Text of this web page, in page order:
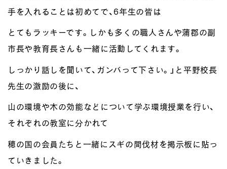
手を入れることは初めてで、6年生の皆は
とてもラッキーです。しかも多くの職人さんや蒲郡の副
市長や教育長さんも一緒に活動してくれます。
しっかり話しを聞いて、ガンバって下さい。」と平野校長
先生の激励の後に、
山の環境や木の効能などについて学ぶ環境授業を行い、
それぞれの教室に分かれて
穂の国の会員たちと一緒にスギの間伐材を掲示板に貼っ
ていきました。